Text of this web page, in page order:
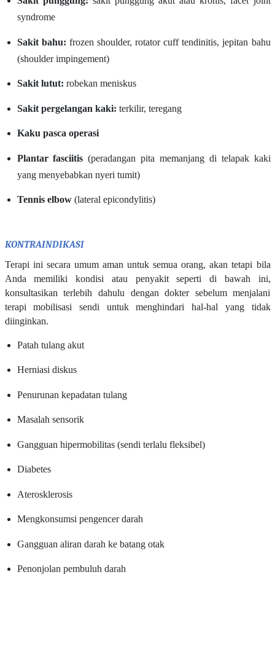
syndrome
Sakit bahu: frozen shoulder, rotator cuff tendinitis, jepitan bahu
(shoulder impingement)
Sakit lutut: robekan meniskus
Sakit pergelangan kaki: terkilir, teregang
Kaku pasca operasi
Plantar fasciitis (peradangan pita memanjang di telapak kaki
yang menyebabkan nyeri tumit)
Tennis elbow(lateral epicondylitis)
KONTRAINDIKASI
Terapi ini secara umum aman untuk semua orang, akan tetapi bila
Anda memiliki kondisi atau penyakit seperti di bawah ini,
konsultasikan terlebih dahulu dengan dokter sebelum menjalani
terapi mobilisasi sendi untuk menghindari hal-hal yang tidak
diinginkan.
Patah tulang akut
Herniasi diskus
Penurunan kepadatan tulang
Masalah sensorik
Gangguan hipermobilitas (sendi terlalu fleksibel)
Diabetes
Aterosklerosis
Mengkonsumsi pengencer darah
Gangguan aliran darah ke batang otak
Penonjolan pembuluh darah